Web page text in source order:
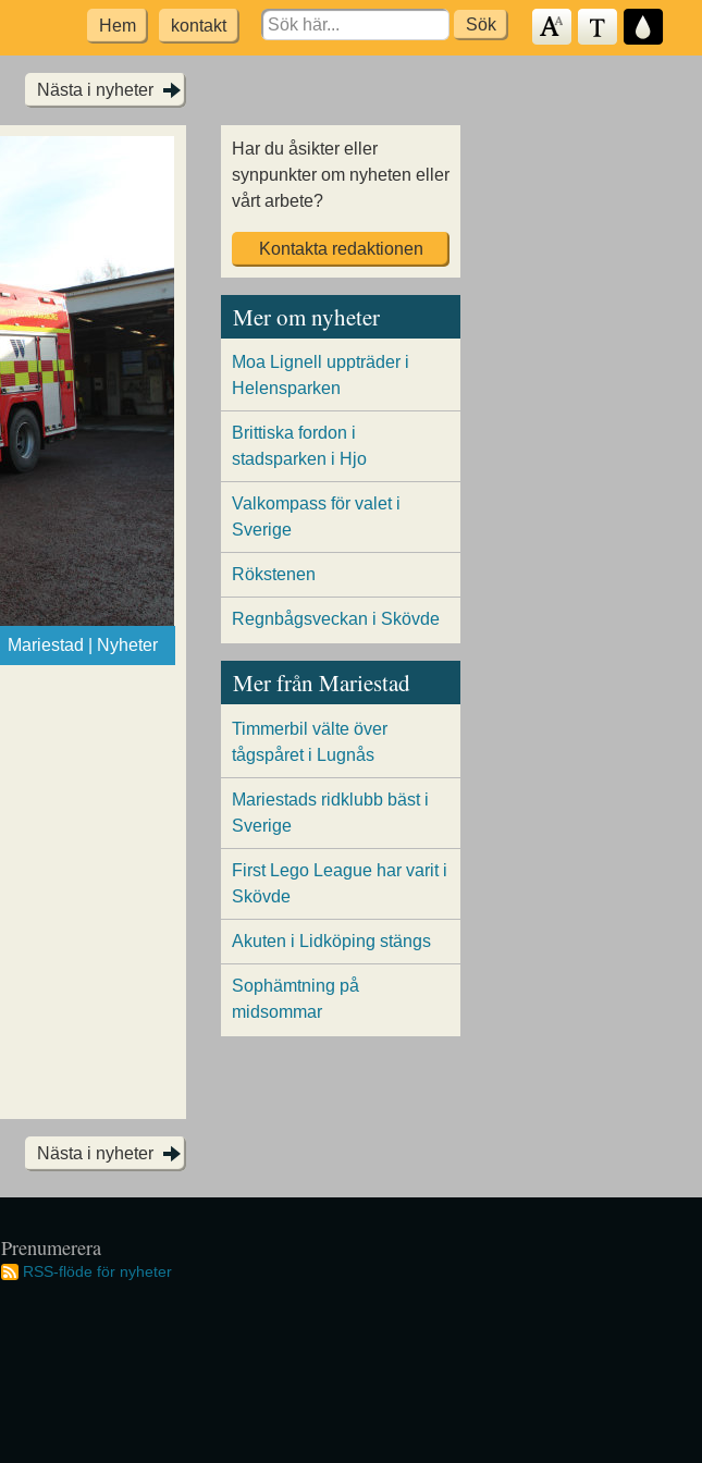
Hem kontakt
Search
for:
Nästa i nyheter
Mariestad | Nyheter
Nästa i nyheter
Har du åsikter eller
synpunkter om nyheten eller
vårt arbete?
Kontakta redaktionen
Mer om nyheter
Moa Lignell uppträder i
Helensparken
Brittiska fordon i
stadsparken i Hjo
Valkompass för valet i
Sverige
Rökstenen
Regnbågsveckan i Skövde
Mer från Mariestad
Timmerbil välte över
tågspåret i Lugnås
Mariestads ridklubb bäst i
Sverige
First Lego League har varit i
Skövde
Akuten i Lidköping stängs
Sophämtning på
midsommar
Prenumerera
RSS-flöde för nyheter